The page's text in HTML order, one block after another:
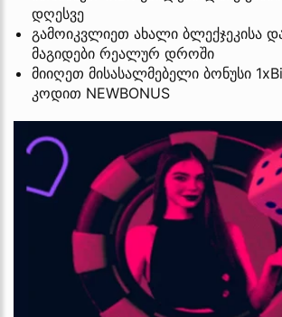
დღესვე
გამოიკვლიეთ ახალი ბლექჯეკისა
მაგიდები რეალურ დროში
მიიღეთ მისასალმებელი ბონუსი
კოდით NEWBONUS